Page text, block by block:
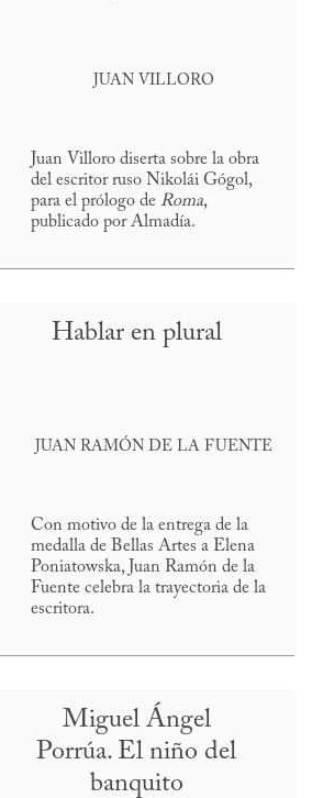
JUAN VILLORO
Juan Villoro diserta sobre la obra
del escritor ruso Nikolái Gógol,
para el prólogo de Roma,
publicado por Almadía.
Hablar en plural
JUAN RAMÓN DE LA FUENTE
Con motivo de la entrega de la
medalla de Bellas Artes a Elena
Poniatowska, Juan Ramón de la
Fuente celebra la trayectoria de la
escritora.
Miguel Ángel
Porrúa. El niño del
banquito